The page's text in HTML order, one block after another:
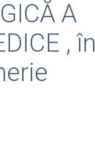
A
, în